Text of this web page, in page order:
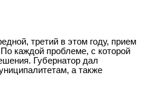
третий в этом году, прием
каждой проблеме, с которой
Губернатор дал
а также